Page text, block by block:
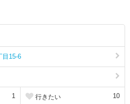
目15-6
1 行きたい 10